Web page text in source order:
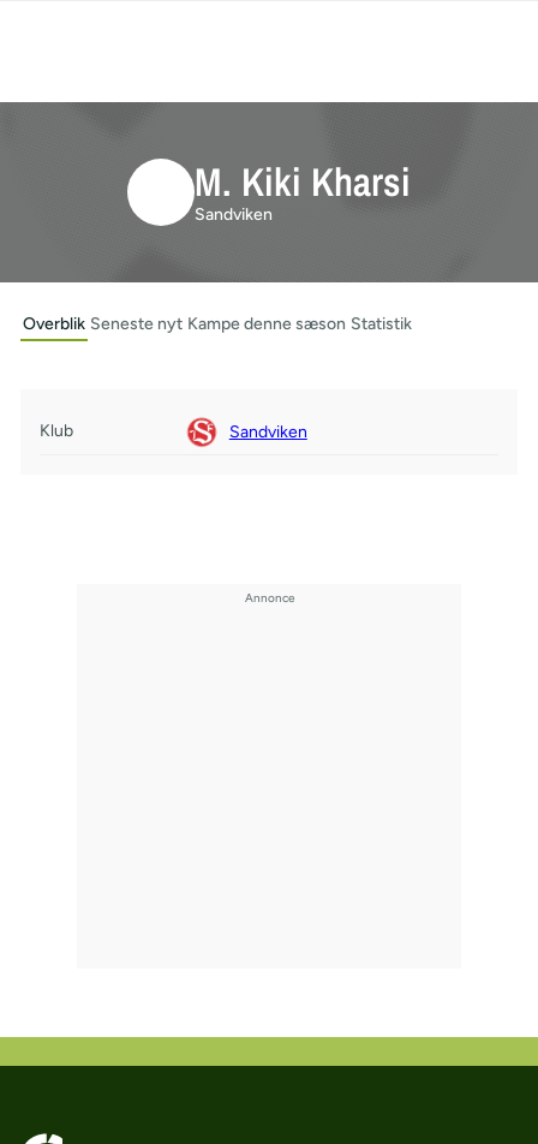
M. Kiki Kharsi
Sandviken
Overblik Seneste nyt Kampe denne sæson Statistik
Klub Sandviken